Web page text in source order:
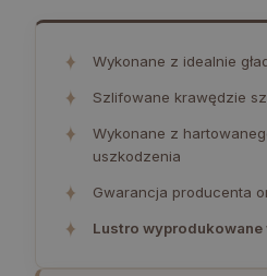
✦ Wykonane z idealnie
✦ Szlifowane krawędzie
✦
Wykonane z
uszkodzenia
✦ Gwarancja producenta
✦ Lustro wyprodukowane